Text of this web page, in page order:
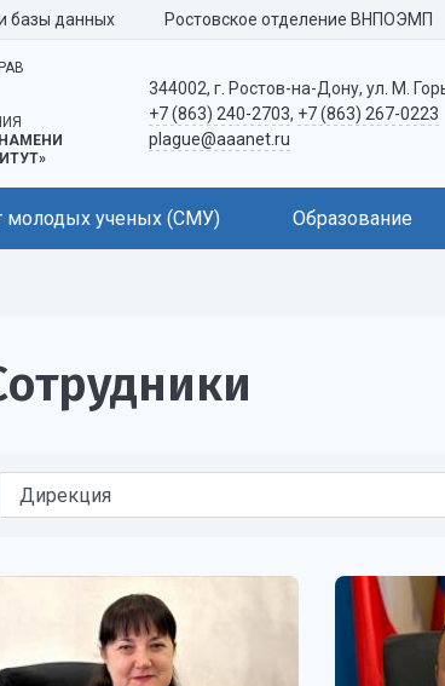
базы данных Ростовское отделение ВНПОЭМП
344002, г. Ростов-на-Дону, ул. М.
+7 (863) 240-2703, +7 (863) 267-0223
plague@aaanet.ru
молодых ученых (СМУ) Образование